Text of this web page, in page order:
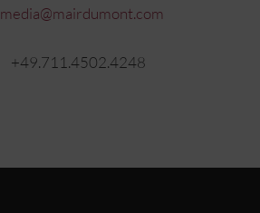
media@mairdumont.com
+49.711.4502.4248